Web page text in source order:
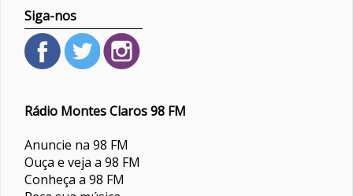
Siga-nos
Rádio Montes Claros 98 FM
Anuncie na 98 FM
Ouça e veja a 98 FM
Conheça a 98 FM